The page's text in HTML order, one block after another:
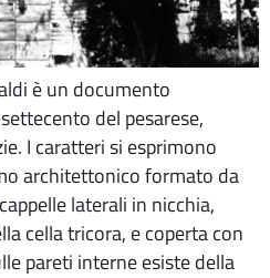
è un documento
del pesarese,
I caratteri si esprimono
architettonico formato da
laterali in nicchia,
cella tricora, e coperta con
pareti interne esiste della